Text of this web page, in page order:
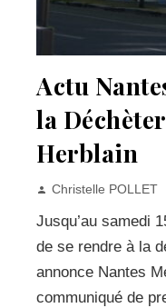
Actu
la
Herblain
Christelle POLLET
Jusqu’au samedi
de se rendre à la
annonce Nantes
communiqué de